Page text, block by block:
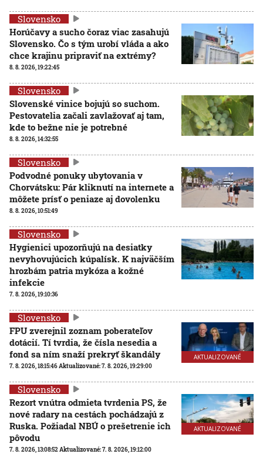
Slovensko
Horúčavy a sucho čoraz viac zasahujú
Slovensko. Čo s tým urobí vláda a ako
chce krajinu pripraviť na extrémy?
8. 8. 2026, 19:22:45
Slovensko
Slovenské vinice bojujú so suchom.
Pestovatelia začali zavlažovať aj tam,
kde to bežne nie je potrebné
8. 8. 2026, 14:32:55
Slovensko
Podvodné ponuky ubytovania v
Chorvátsku: Pár kliknutí na internete a
môžete prísť o peniaze aj dovolenku
8. 8. 2026, 10:51:49
Slovensko
Hygienici upozorňujú na desiatky
nevyhovujúcich kúpalísk. K najväčším
hrozbám patria mykóza a kožné
infekcie
7. 8. 2026, 19:10:36
AKTUALIZOVANÉ
Slovensko
FPU zverejnil zoznam poberateľov
dotácií. Tí tvrdia, že čísla nesedia a
fond sa ním snaží prekryť škandály
7. 8. 2026, 18:15:46Aktualizované:7. 8. 2026, 19:29:00
AKTUALIZOVANÉ
Slovensko
Rezort vnútra odmieta tvrdenia PS, že
nové radary na cestách pochádzajú z
Ruska. Požiadal NBÚ o prešetrenie ich
pôvodu
7. 8. 2026, 13:08:52Aktualizované:7. 8. 2026, 19:12:00